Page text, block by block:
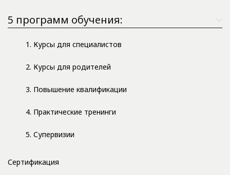
5 программ обучения:
1. Курсы для специалистов
2. Курсы для родителей
3. Повышение квалификации
4. Практические тренинги
5. Супервизии
Сертификация